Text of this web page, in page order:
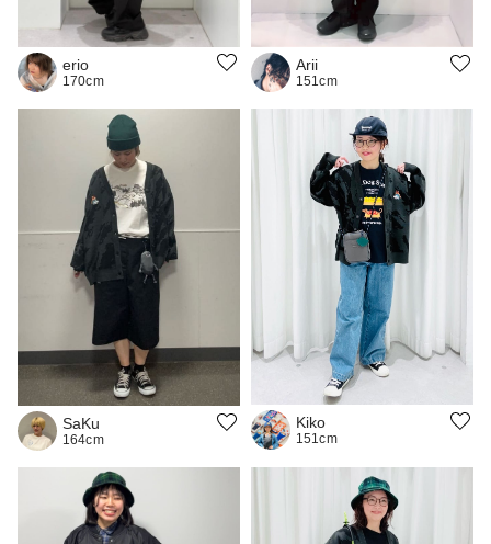
erio
170cm
Arii
151cm
SaKu
164cm
Kiko
151cm